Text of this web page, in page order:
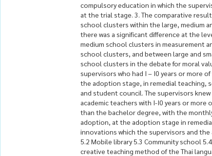
compulsory education in which the
at the trial stage. 3. The comparative
school clusters within the large, medium
there was a significant difference at the
medium school clusters in measurement
school clusters, and between large and
school clusters in the debate for moral
supervisors who had I – I0 years or more
the adoption stage, in remedial teaching,
and student council. The supervisors
academic teachers with I-I0 years or
than the bachelor degree, with the
adoption, at the adoption stage in
innovations which the supervisors and
5.2 Mobile library 5.3 Community school
creative teaching method of the Thai